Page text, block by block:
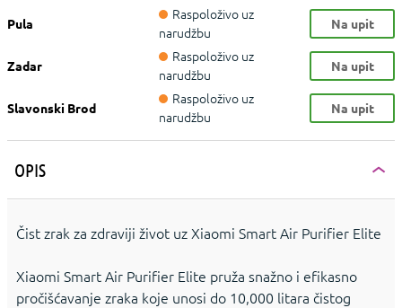
Pula
Raspoloživo uz
narudžbu
Na upit
Zadar
Raspoloživo uz
narudžbu
Na upit
Slavonski Brod
Raspoloživo uz
narudžbu
Na upit
OPIS
Čist zrak za zdraviji život uz Xiaomi Smart Air Purifier Elite
Xiaomi Smart Air Purifier Elite pruža snažno i efikasno
pročišćavanje zraka koje unosi do 10,000 litara čistog